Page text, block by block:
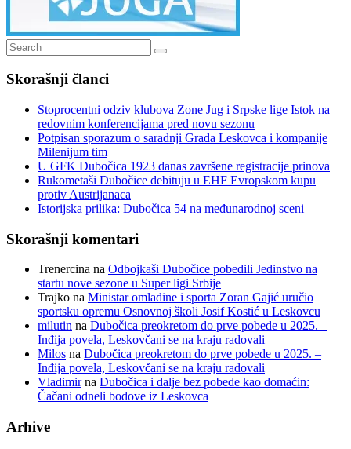
Search
for:
Search
Skorašnji članci
Stoprocentni odziv klubova Zone Jug i Srpske lige Istok na
redovnim konferencijama pred novu sezonu
Potpisan sporazum o saradnji Grada Leskovca i kompanije
Milenijum tim
U GFK Dubočica 1923 danas završene registracije prinova
Rukometaši Dubočice debituju u EHF Evropskom kupu
protiv Austrijanaca
Istorijska prilika: Dubočica 54 na međunarodnoj sceni
Skorašnji komentari
Trenercina na Odbojkaši Dubočice pobedili Jedinstvo na
startu nove sezone u Super ligi Srbije
Trajko na Ministar omladine i sporta Zoran Gajić uručio
sportsku opremu Osnovnoj školi Josif Kostić u Leskovcu
milutin na Dubočica preokretom do prve pobede u 2025. –
Inđija povela, Leskovčani se na kraju radovali
Milos na Dubočica preokretom do prve pobede u 2025. –
Inđija povela, Leskovčani se na kraju radovali
Vladimirna Dubočica i dalje bez pobede kao domaćin:
Čačani odneli bodove iz Leskovca
Arhive